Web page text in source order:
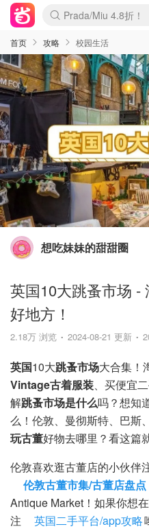
麦卢卡蜂蜜夏促！个
Prada/Miu 4.8折！
啥？必胜客披萨5折！
首页 攻略 校园生活
想吃妹妹的甜甜圈
英国10大跳蚤市场 -
好地方！
2.18万 浏览 2024-08-21 更新
英国10大跳蚤市场大合集！
Vintage古着服装、买便宜
解跳蚤市场是什么吗？想知
么！伦敦、曼彻斯特、巴斯
玩古董好物去哪里？看这篇
伦敦喜欢逛古董店的小伙伴
伦敦古董市集/古董店盘点
Antique Market！如果你想
注
英国二手平台/app攻略